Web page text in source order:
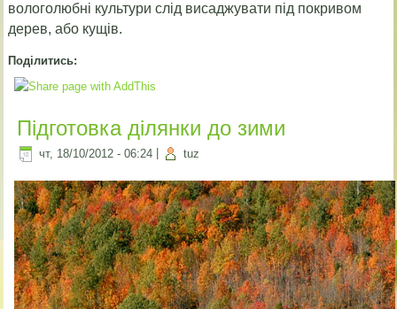
вологолюбні культури слід висаджувати під покривом
дерев, або кущів.
Поділитись:
Підготовка ділянки до зими
чт, 18/10/2012 - 06:24 tuz